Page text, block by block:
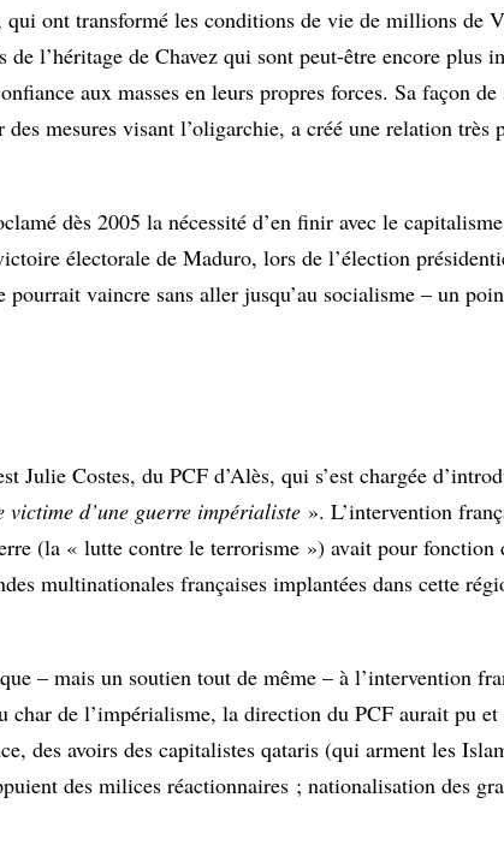
ont transformé les conditions de vie de millions de
l’héritage de Chavez qui sont peut-être encore plus
aux masses en leurs propres forces. Sa façon de
mesures visant l’oligarchie, a créé une relation très
dès 2005 la nécessité d’en finir avec le
électorale de Maduro, lors de l’élection
vaincre sans aller jusqu’au socialisme – un
Costes, du PCF d’Alès, qui s’est chargée
d’une guerre impérialiste ». L’intervention
(la « lutte contre le terrorisme ») avait pour fonction
multinationales françaises implantées dans cette
– mais un soutien tout de même – à l’intervention
char de l’impérialisme, la direction du PCF aurait pu
des avoirs des capitalistes qataris (qui arment les
des milices réactionnaires ; nationalisation des